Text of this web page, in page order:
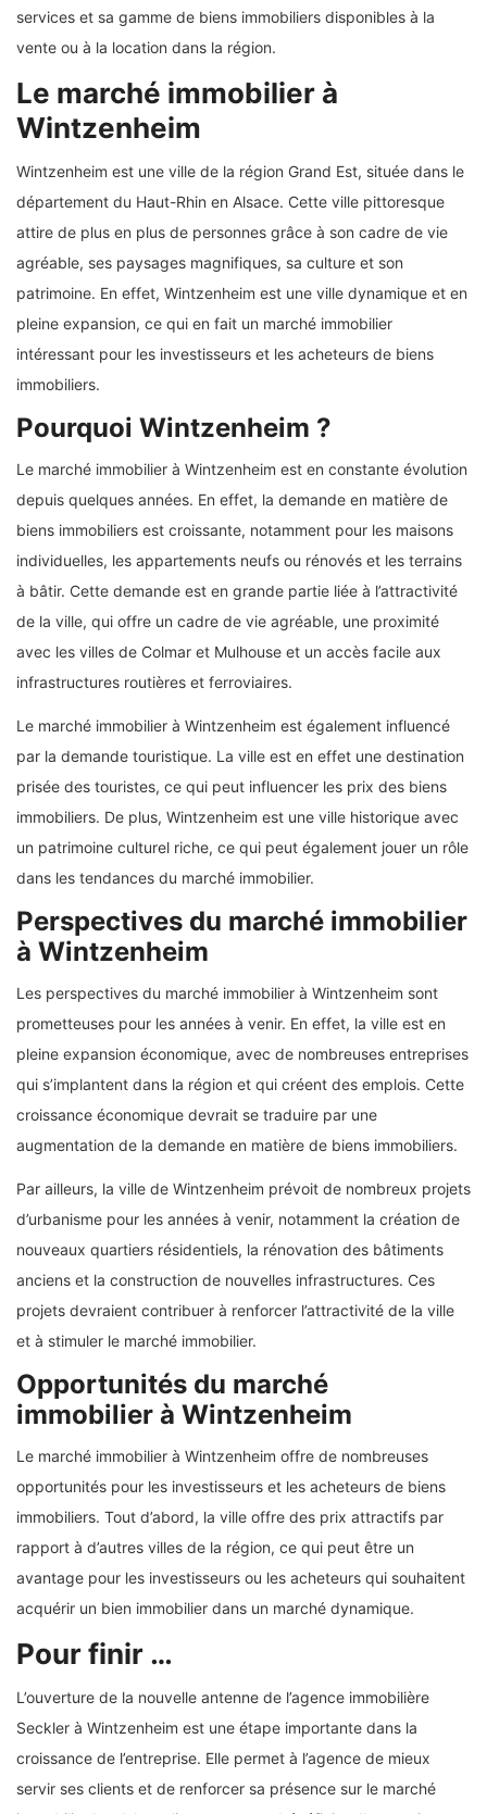
services et sa gamme de biens immobiliers disponibles à la
vente ou à la location dans la région.
Le marché immobilier à
Wintzenheim
Wintzenheim est une ville de la région Grand Est, située dans le
département du Haut-Rhin en Alsace. Cette ville pittoresque
attire de plus en plus de personnes grâce à son cadre de vie
agréable, ses paysages magnifiques, sa culture et son
patrimoine. En effet, Wintzenheim est une ville dynamique et en
pleine expansion, ce qui en fait un marché immobilier
intéressant pour les investisseurs et les acheteurs de biens
immobiliers.
Pourquoi Wintzenheim ?
Le marché immobilier à Wintzenheim est en constante évolution
depuis quelques années. En effet, la demande en matière de
biens immobiliers est croissante, notamment pour les maisons
individuelles, les appartements neufs ou rénovés et les terrains
à bâtir. Cette demande est en grande partie liée à l’attractivité
de la ville, qui offre un cadre de vie agréable, une proximité
avec les villes de Colmar et Mulhouse et un accès facile aux
infrastructures routières et ferroviaires.
Le marché immobilier à Wintzenheim est également influencé
par la demande touristique. La ville est en effet une destination
prisée des touristes, ce qui peut influencer les prix des biens
immobiliers. De plus, Wintzenheim est une ville historique avec
un patrimoine culturel riche, ce qui peut également jouer un rôle
dans les tendances du marché immobilier.
Perspectives du marché immobilier
à Wintzenheim
Les perspectives du marché immobilier à Wintzenheim sont
prometteuses pour les années à venir. En effet, la ville est en
pleine expansion économique, avec de nombreuses entreprises
qui s’implantent dans la région et qui créent des emplois. Cette
croissance économique devrait se traduire par une
augmentation de la demande en matière de biens immobiliers.
Par ailleurs, la ville de Wintzenheim prévoit de nombreux projets
d’urbanisme pour les années à venir, notamment la création de
nouveaux quartiers résidentiels, la rénovation des bâtiments
anciens et la construction de nouvelles infrastructures. Ces
projets devraient contribuer à renforcer l’attractivité de la ville
et à stimuler le marché immobilier.
Opportunités du marché
immobilier à Wintzenheim
Le marché immobilier à Wintzenheim offre de nombreuses
opportunités pour les investisseurs et les acheteurs de biens
immobiliers. Tout d’abord, la ville offre des prix attractifs par
rapport à d’autres villes de la région, ce qui peut être un
avantage pour les investisseurs ou les acheteurs qui souhaitent
acquérir un bien immobilier dans un marché dynamique.
Pour finir …
L’ouverture de la nouvelle antenne de l’agence immobilière
Seckler à Wintzenheim est une étape importante dans la
croissance de l’entreprise. Elle permet à l’agence de mieux
servir ses clients et de renforcer sa présence sur le marché